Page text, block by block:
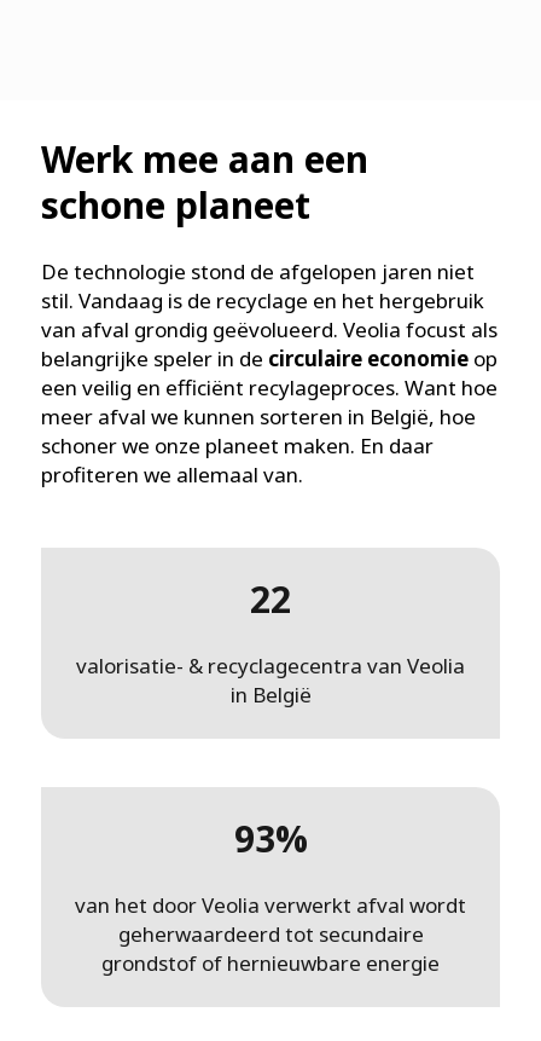
Werk mee aan een
schone planeet
De technologie stond de afgelopen jaren niet
stil. Vandaag is de recyclage en het hergebruik
van afval grondig geëvolueerd. Veolia focust als
belangrijke speler in de circulaire economie op
een veilig en efficiënt recylageproces. Want hoe
meer afval we kunnen sorteren in België, hoe
schoner we onze planeet maken. En daar
profiteren we allemaal van.
22
valorisatie- & recyclagecentra van Veolia
in België
93%
van het door Veolia verwerkt afval wordt
geherwaardeerd tot secundaire
grondstof of hernieuwbare energie